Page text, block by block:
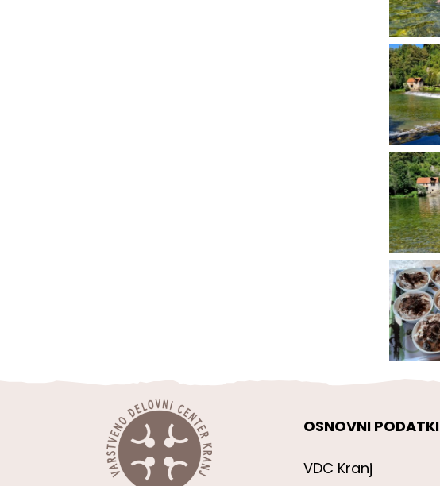
OSNOVNI PODATKI
VDC Kranj